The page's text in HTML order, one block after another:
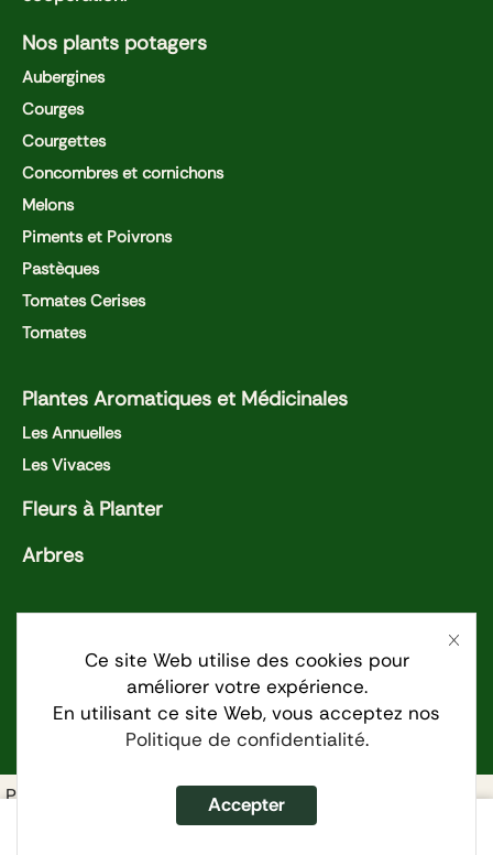
Ce site Web utilise des cookies pour
améliorer votre expérience.
En utilisant ce site Web, vous acceptez nos
Politique de confidentialité.
Accepter
Nos plants potagers
Aubergines
Courges
Courgettes
Concombres et cornichons
Melons
Piments et Poivrons
Pastèques
Tomates Cerises
Tomates
Plantes Aromatiques et Médicinales
Les Annuelles
Les Vivaces
Fleurs à Planter
Arbres
La Fermière et l'Épicurien
Les Jardin du lien
Pépinière Maathaï
Politique de Confidentialité